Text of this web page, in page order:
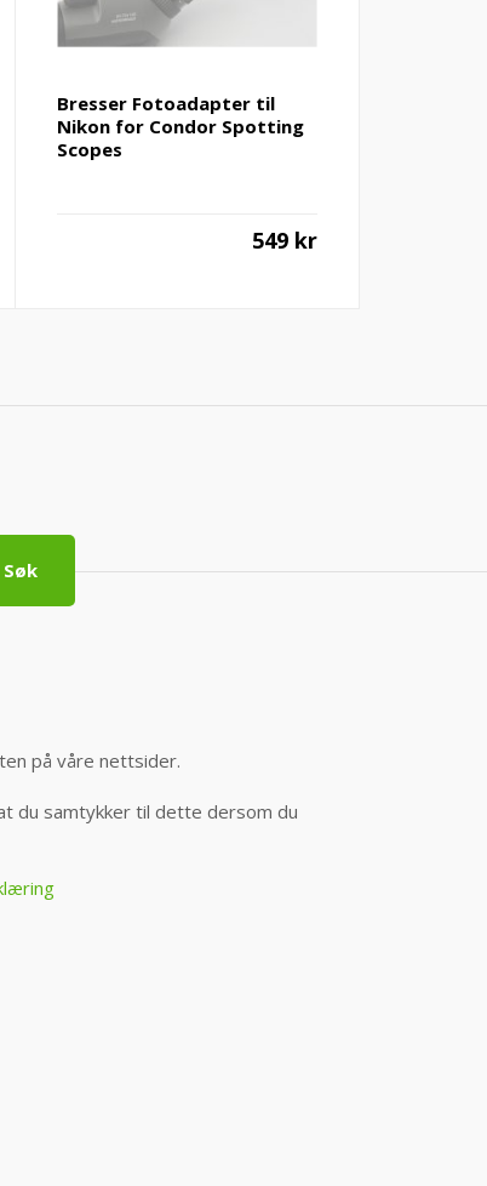
Bresser Fotoadapter til
Nikon for Condor Spotting
Scopes
549 kr
Søk
på våre nettsider.
du samtykker til dette dersom du